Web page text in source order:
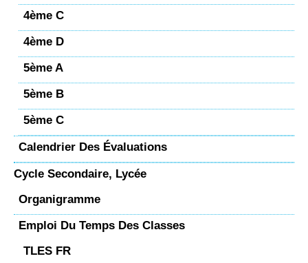
4ème C
4ème D
5ème A
5ème B
5ème C
Calendrier Des Évaluations
Cycle Secondaire, Lycée
Organigramme
Emploi Du Temps Des Classes
TLES FR